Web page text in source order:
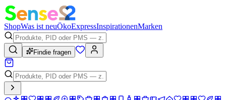
ShopWas ist neuÖkoExpressInspirationenMarken
Findie fragen